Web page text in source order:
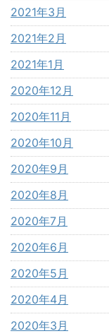
2021年3月
2021年2月
2021年1月
2020年12月
2020年11月
2020年10月
2020年9月
2020年8月
2020年7月
2020年6月
2020年5月
2020年4月
2020年3月